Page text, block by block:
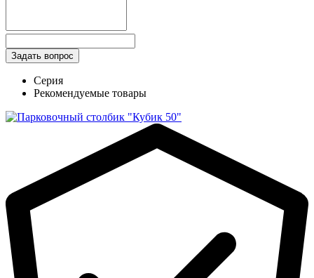
Серия
Рекомендуемые товары